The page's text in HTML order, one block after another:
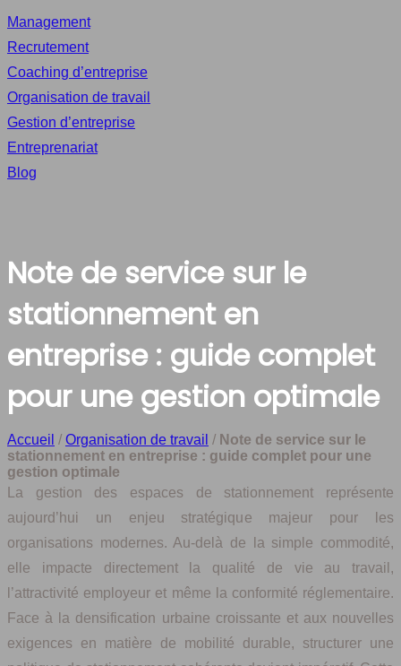
Management
Recrutement
Coaching d’entreprise
Organisation de travail
Gestion d’entreprise
Entreprenariat
Blog
Note de service sur le
stationnement en
entreprise : guide complet
pour une gestion optimale
Accueil / Organisation de travail / Note de service sur le
stationnement en entreprise : guide complet pour une
gestion optimale
La gestion des espaces de stationnement représente
aujourd’hui un enjeu stratégique majeur pour les
organisations modernes. Au-delà de la simple commodité,
elle impacte directement la qualité de vie au travail,
l’attractivité employeur et même la conformité réglementaire.
Face à la densification urbaine croissante et aux nouvelles
exigences en matière de mobilité durable, structurer une